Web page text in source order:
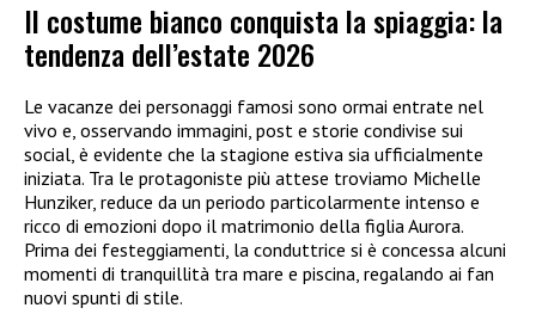
Il costume bianco conquista la spiaggia: la
tendenza dell’estate 2026
Le vacanze dei personaggi famosi sono ormai entrate nel
vivo e, osservando immagini, post e storie condivise sui
social, è evidente che la stagione estiva sia ufficialmente
iniziata. Tra le protagoniste più attese troviamo Michelle
Hunziker, reduce da un periodo particolarmente intenso e
ricco di emozioni dopo il matrimonio della figlia Aurora.
Prima dei festeggiamenti, la conduttrice si è concessa alcuni
momenti di tranquillità tra mare e piscina, regalando ai fan
nuovi spunti di stile.